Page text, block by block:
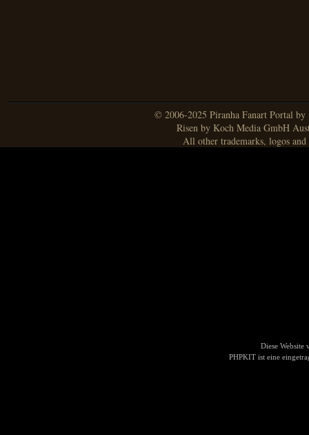
© 2006-2025 Piranha Fanart Portal
Risen by Koch Media GmbH
All other trademarks, logos
Diese Website
PHPKIT ist eine